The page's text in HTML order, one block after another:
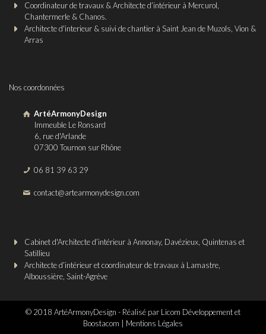
Coordinateur de travaux & Architecte d’intérieur à Mercurol,
Chantermerle & Chanos.
Architecte d'interieur & suivi de chantier à Saint Jean de Muzols, Vion &
Arras
Nos coordonnées
ArtéArmonyDesign
Immeuble Le Ronsard
6, rue d'Arlande
07300 Tournon sur Rhône
06 81 39 63 29
contact@artearmonydesign.com
Cabinet d'Architecte d’intérieur à Annonay, Davézieux, Quintenas et
Satillieu
Architecte d’intérieur et coordinateur de travaux à Lamastre,
Alboussière, Saint-Agrève
© 2018 ArtéArmonyDesign - Réalisé par Licom Développementet
Boostacom
Mentions Légales